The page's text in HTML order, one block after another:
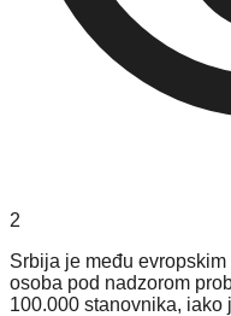
2
Srbija je među
osoba pod nadzorom
100.000 stanovnika, iako